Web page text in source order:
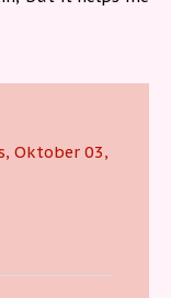
Oktober 03,